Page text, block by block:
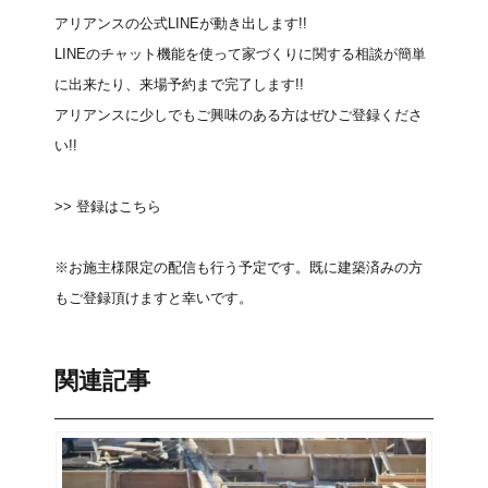
アリアンスの公式LINEが動き出します!!
LINEのチャット機能を使って家づくりに関する相談が簡単
に出来たり、来場予約まで完了します!!
アリアンスに少しでもご興味のある方はぜひご登録くださ
い!!
>> 登録はこちら
※お施主様限定の配信も行う予定です。既に建築済みの方
もご登録頂けますと幸いです。
関連記事